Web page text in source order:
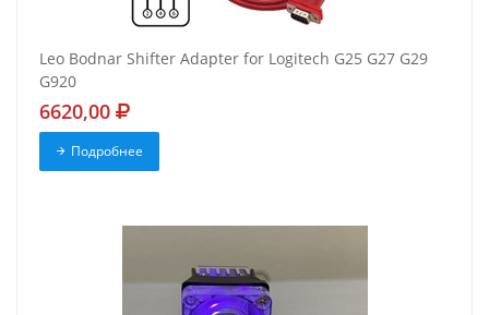
Leo Bodnar Shifter Adapter for Logitech G25 G27 G29
G920
6620,00
Подробнее